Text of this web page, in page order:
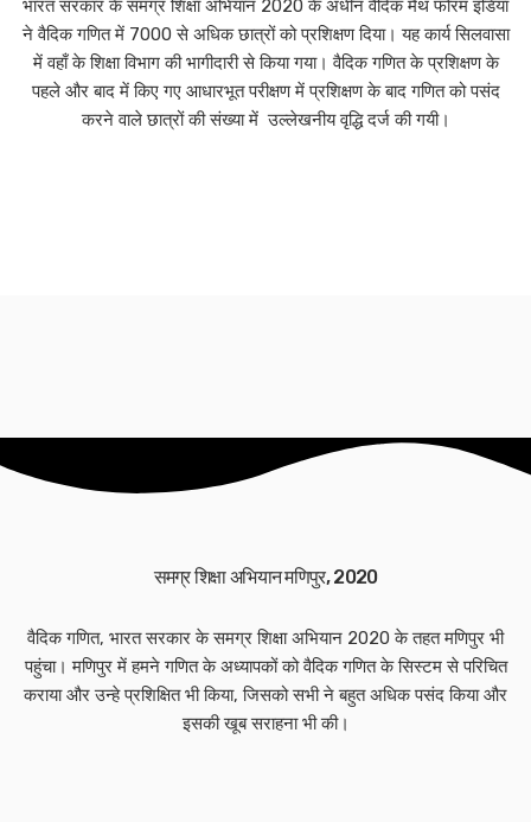
भारत सरकार के समग्र शिक्षा अभियान 2020 के अधीन वैदिक मैथ फोरम इंडिया
ने वैदिक गणित में 7000 से अधिक छात्रों को प्रशिक्षण दिया। यह कार्य सिलवासा
में वहाँ के शिक्षा विभाग की भागीदारी से किया गया। वैदिक गणित के प्रशिक्षण के
पहले और बाद में किए गए आधारभूत परीक्षण में प्रशिक्षण के बाद गणित को पसंद
करने वाले छात्रों की संख्या में उल्लेखनीय वृद्धि दर्ज की गयी।
समग्र शिक्षा अभियान मणिपुर, 2020
वैदिक गणित, भारत सरकार के समग्र शिक्षा अभियान 2020 के तहत मणिपुर भी
पहुंचा। मणिपुर में हमने गणित के अध्यापकों को वैदिक गणित के सिस्टम से परिचित
कराया और उन्हे प्रशिक्षित भी किया, जिसको सभी ने बहुत अधिक पसंद किया और
इसकी खूब सराहना भी की।